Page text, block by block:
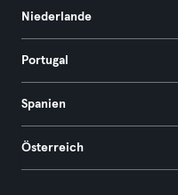
Niederlande
Portugal
Spanien
Österreich